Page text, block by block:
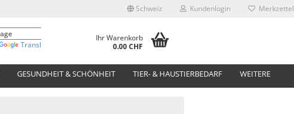
Schweiz Kundenlogin Merkzettel
Translate
Ihr Warenkorb
0.00 CHF
GESUNDHEIT & SCHÖNHEIT TIER- & HAUSTIERBEDARF WEITERE